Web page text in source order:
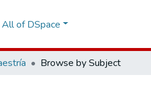
All of DSpace
Browse by Subject